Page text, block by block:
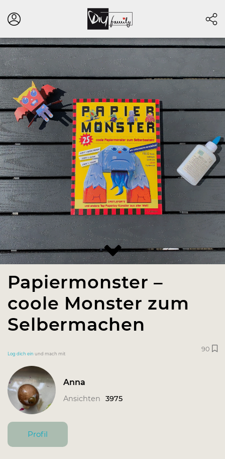
Papiermonster –
coole Monster zum
Selbermachen
Log dich ein und mach mit
90
Anna
Ansichten 3975
Profil